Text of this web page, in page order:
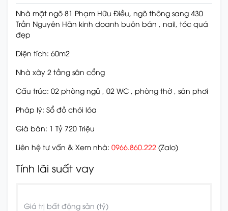
Nhà mặt ngõ 81 Phạm Hữu Điều, ngõ thông sang 430
Trần Nguyên Hãn kinh doanh buôn bán , nail, tóc quá
đẹp
Diện tích: 60m2
Nhà xây 2 tầng sân cổng
Cấu trúc: 02 phòng ngủ , 02 WC , phòng thờ , sân phơi
Pháp lý: Sổ đỏ chói lóa
Giá bán: 1 Tỷ 720 Triệu
Liên hệ tư vấn & Xem nhà: 0966.860.222 (Zalo)
Tính lãi suất vay
Giá trị bất động sản (tỷ)